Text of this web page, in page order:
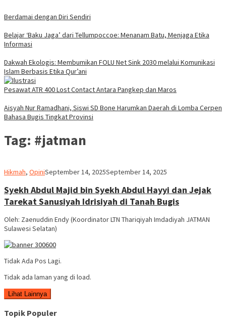
Berdamai dengan Diri Sendiri
Belajar ‘Baku Jaga’ dari Tellumpoccoe: Menanam Batu, Menjaga Etika
Informasi
Dakwah Ekologis: Membumikan FOLU Net Sink 2030 melalui Komunikasi
Islam Berbasis Etika Qur’ani
Pesawat ATR 400 Lost Contact Antara Pangkep dan Maros
Aisyah Nur Ramadhani, Siswi SD Bone Harumkan Daerah di Lomba Cerpen
Bahasa Bugis Tingkat Provinsi
Tag: #jatman
Hikmah, Opiniadmin
September 14, 2025September 14, 2025
Syekh Abdul Majid bin Syekh Abdul Hayyi dan Jejak
Tarekat Sanusiyah Idrisiyah di Tanah Bugis
Oleh: Zaenuddin Endy (Koordinator LTN Thariqiyah Imdadiyah JATMAN
Sulawesi Selatan)
Tidak Ada Pos Lagi.
Tidak ada laman yang di load.
Lihat Lainnya
Topik Populer